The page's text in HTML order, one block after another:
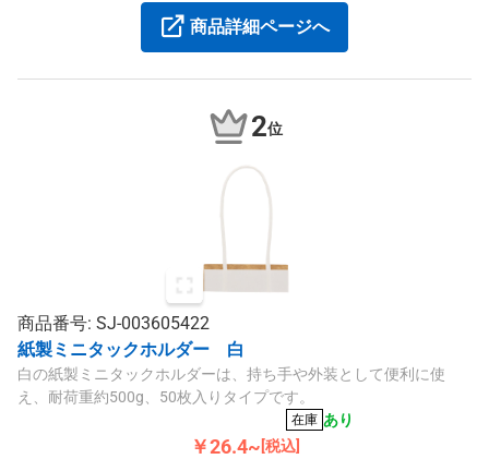
商品詳細ページへ
2位
商品番号: SJ-003605422
紙製ミニタックホルダー 白
白の紙製ミニタックホルダーは、持ち手や外装として便利に使
え、耐荷重約500g、50枚入りタイプです。
在庫 あり
￥26.4~ [税込]